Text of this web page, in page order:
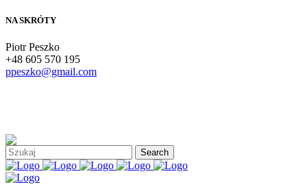
NA SKRÓTY
Piotr Peszko
+48 605 570 195
ppeszko@gmail.com